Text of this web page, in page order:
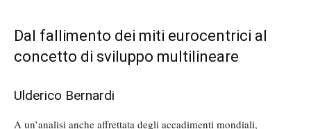
Dal fallimento dei miti eurocentrici al
concetto di sviluppo multilineare
Ulderico Bernardi
A un’analisi anche affrettata degli accadimenti mondiali,